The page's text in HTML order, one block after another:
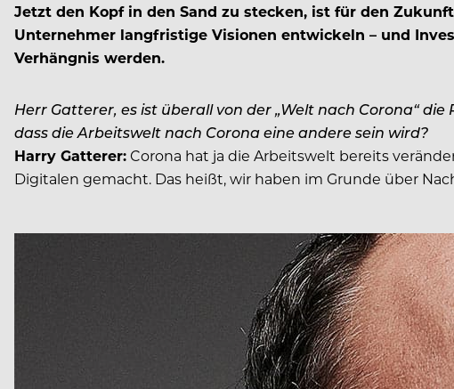
Jetzt den Kopf in den Sand zu stecken, ist für den
Unternehmer langfristige Visionen entwickeln – und
Verhängnis werden.
Herr Gatterer, es ist überall von der „Welt nach Corona“
dass die Arbeitswelt nach Corona eine andere sein wird?
Harry Gatterer:Corona hat ja die Arbeitswelt bereits
Digitalen gemacht. Das heißt, wir haben im Grunde über